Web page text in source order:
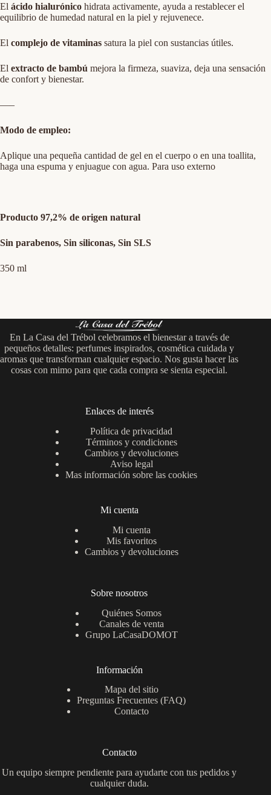
El ácido hialurónico hidrata activamente, ayuda a restablecer el
equilibrio de humedad natural en la piel y rejuvenece.
El complejo de vitaminas satura la piel con sustancias útiles.
El extracto de bambú mejora la firmeza, suaviza, deja una sensación
de confort y bienestar.
—–
Modo de empleo:
Aplique una pequeña cantidad de gel en el cuerpo o en una toallita,
haga una espuma y enjuague con agua. Para uso externo
Producto 97,2% de origen natural
Sin parabenos, Sin siliconas, Sin SLS
350 ml
En La Casa del Trébol celebramos el bienestar a través de
pequeños detalles: perfumes inspirados, cosmética cuidada y
aromas que transforman cualquier espacio. Nos gusta hacer las
cosas con mimo para que cada compra se sienta especial.
Enlaces de interés
Política de privacidad
Términos y condiciones
Cambios y devoluciones
Aviso legal
Mas información sobre las cookies
Mi cuenta
Mi cuenta
Mis favoritos
Cambios y devoluciones
Sobre nosotros
Quiénes Somos
Canales de venta
Grupo LaCasaDOMOT
Información
Mapa del sitio
Preguntas Frecuentes (FAQ)
Contacto
Contacto
Un equipo siempre pendiente para ayudarte con tus pedidos y
cualquier duda.